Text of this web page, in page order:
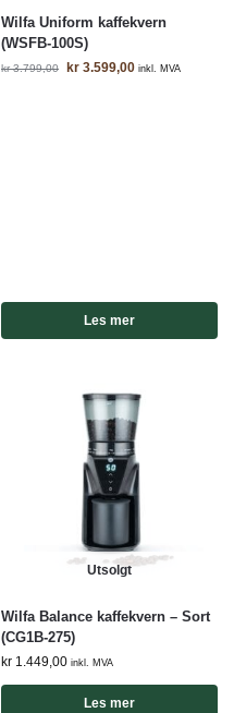
Wilfa Uniform kaffekvern
(WSFB-100S)
kr3.799,00 kr 3.599,00 inkl. MVA
Les mer
Utsolgt
Wilfa Balance kaffekvern – Sort
(CG1B-275)
kr 1.449,00 inkl. MVA
Les mer